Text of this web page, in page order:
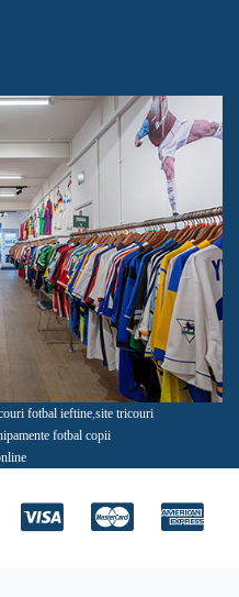
fotbal ieftine site tricouri
fotbal copii